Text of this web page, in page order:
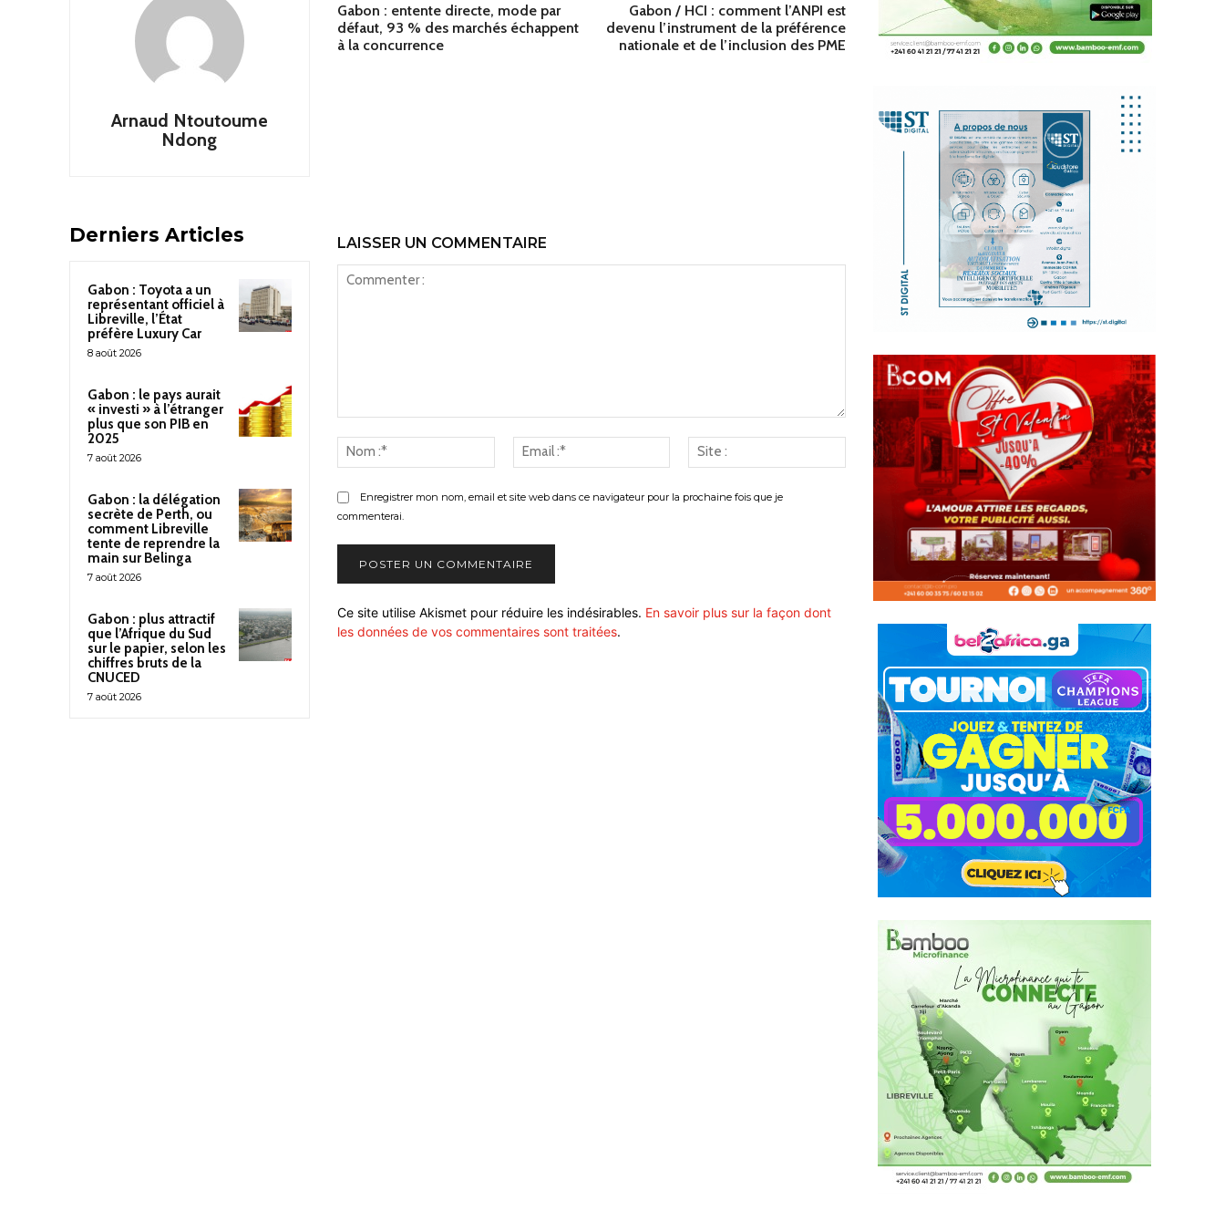
Arnaud Ntoutoume
Ndong
Gabon : entente directe, mode par
défaut, 93 % des marchés échappent
à la concurrence
Gabon / HCI : comment l’ANPI est
devenu l’instrument de la préférence
nationale et de l’inclusion des PME
Derniers Articles
Gabon : Toyota a un
représentant officiel à
Libreville, l’État
préfère Luxury Car
8 août 2026
Gabon : le pays aurait
« investi » à l’étranger
plus que son PIB en
2025
7 août 2026
Gabon : la délégation
secrète de Perth, ou
comment Libreville
tente de reprendre la
main sur Belinga
7 août 2026
Gabon : plus attractif
que l’Afrique du Sud
sur le papier, selon les
chiffres bruts de la
CNUCED
7 août 2026
LAISSER UN COMMENTAIRE
:*
Email
:*
:
Enregistrer mon nom, email et site web dans ce navigateur pour la prochaine fois que je
commenterai.
Ce site utilise Akismet pour réduire les indésirables. En savoir plus sur la façon dont
les données de vos commentaires sont traitées.